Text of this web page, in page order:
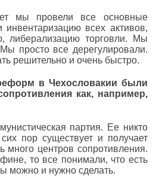
мы провели все основные
всех активов,
либерализацию торговли. Мы
просто все дерегулировали.
решительно и очень быстро.
в Чехословакии были
как, например,
партия. Ее никто
пор существует и получает
много центров сопротивления.
то все понимали, что есть
можно и нужно сделать.